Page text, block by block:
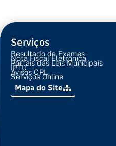
Serviços
Resultado de Exames
Nota Fiscal Eletrônica
Portais das Leis Municipais
IPTU
Avisos CPL
Serviços Online
Mapa do Site